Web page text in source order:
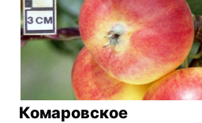
Комаровское